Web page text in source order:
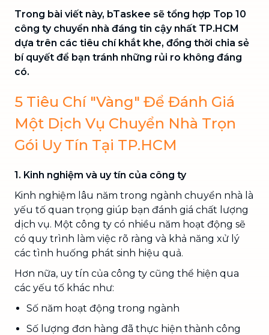
Trong bài viết này, bTaskee sẽ tổng hợp Top 10
công ty chuyển nhà đáng tin cậy nhất TP.HCM
dựa trên các tiêu chí khắt khe, đồng thời chia sẻ
bí quyết để bạn tránh những rủi ro không đáng
có.
5 Tiêu Chí "Vàng" Để Đánh Giá
Một Dịch Vụ Chuyển Nhà Trọn
Gói Uy Tín Tại TP.HCM
1. Kinh nghiệm và uy tín của công ty
Kinh nghiệm lâu năm trong ngành chuyển nhà là
yếu tố quan trọng giúp bạn đánh giá chất lượng
dịch vụ. Một công ty có nhiều năm hoạt động sẽ
có quy trình làm việc rõ ràng và khả năng xử lý
các tình huống phát sinh hiệu quả.
Hơn nữa, uy tín của công ty cũng thể hiện qua
các yếu tố khác như:
Số năm hoạt động trong ngành
Số lượng đơn hàng đã thực hiện thành công